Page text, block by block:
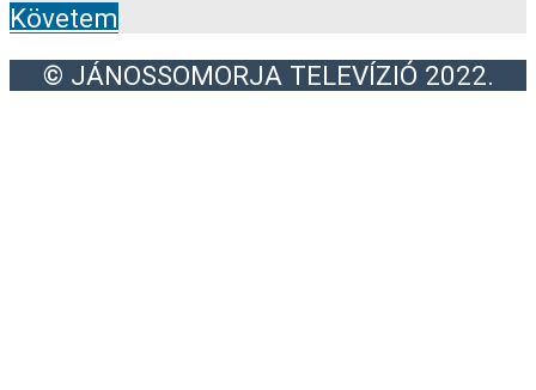
Követem
© JÁNOSSOMORJA TELEVÍZIÓ 2022.